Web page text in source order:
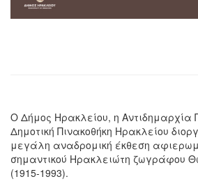
Ο Δήμος Ηρακλείου, η Αντιδημαρχία
Δημοτική Πινακοθήκη Ηρακλείου
μεγάλη αναδρομική έκθεση
σημαντικού Ηρακλειώτη ζωγράφου
(1915-1993).